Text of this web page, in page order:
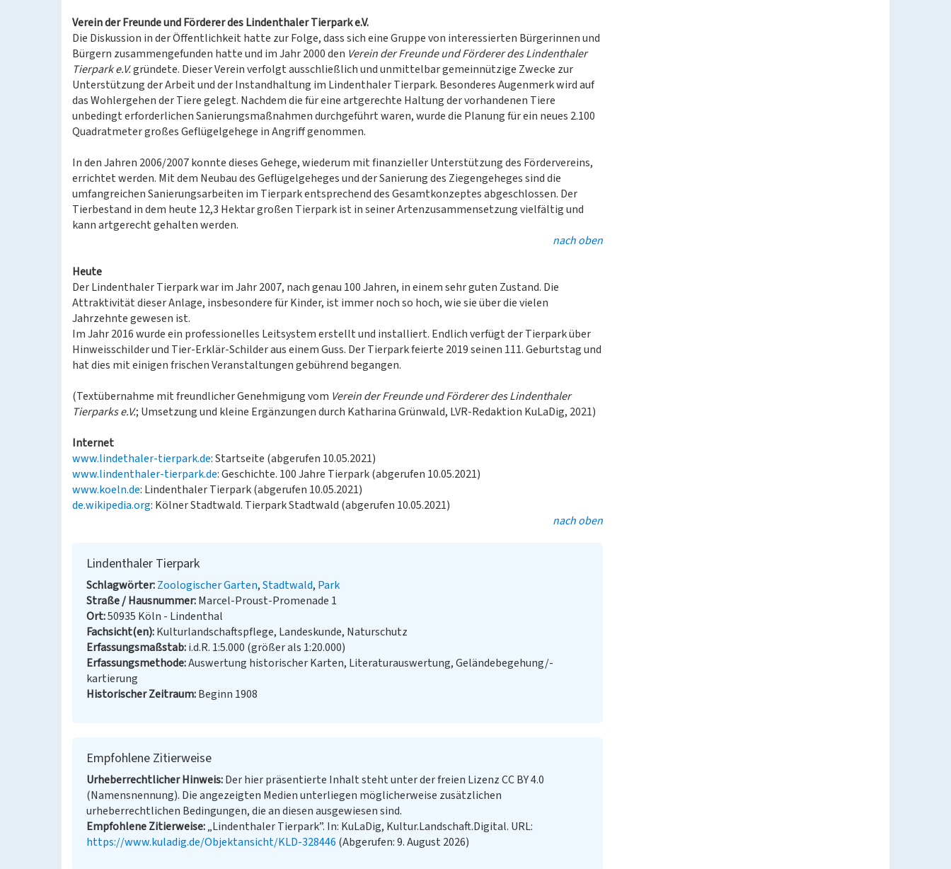
Verein der Freunde und Förderer des Lindenthaler Tierpark e.V.
Die Diskussion in der Öffentlichkeit hatte zur Folge, dass sich eine Gruppe von interessierten Bürgerinnen und
Bürgern zusammengefunden hatte und im Jahr 2000 den Verein der Freunde und Förderer des Lindenthaler
Tierpark e.V.gründete. Dieser Verein verfolgt ausschließlich und unmittelbar gemeinnützige Zwecke zur
Unterstützung der Arbeit und der Instandhaltung im Lindenthaler Tierpark. Besonderes Augenmerk wird auf
das Wohlergehen der Tiere gelegt. Nachdem die für eine artgerechte Haltung der vorhandenen Tiere
unbedingt erforderlichen Sanierungsmaßnahmen durchgeführt waren, wurde die Planung für ein neues 2.100
Quadratmeter großes Geflügelgehege in Angriff genommen.
In den Jahren 2006/2007 konnte dieses Gehege, wiederum mit finanzieller Unterstützung des Fördervereins,
errichtet werden. Mit dem Neubau des Geflügelgeheges und der Sanierung des Ziegengeheges sind die
umfangreichen Sanierungsarbeiten im Tierpark entsprechend des Gesamtkonzeptes abgeschlossen. Der
Tierbestand in dem heute 12,3 Hektar großen Tierpark ist in seiner Artenzusammensetzung vielfältig und
kann artgerecht gehalten werden.
nach oben
Heute
Der Lindenthaler Tierpark war im Jahr 2007, nach genau 100 Jahren, in einem sehr guten Zustand. Die
Attraktivität dieser Anlage, insbesondere für Kinder, ist immer noch so hoch, wie sie über die vielen
Jahrzehnte gewesen ist.
Im Jahr 2016 wurde ein professionelles Leitsystem erstellt und installiert. Endlich verfügt der Tierpark über
Hinweisschilder und Tier-Erklär-Schilder aus einem Guss. Der Tierpark feierte 2019 seinen 111. Geburtstag und
hat dies mit einigen frischen Veranstaltungen gebührend begangen.
(Textübernahme mit freundlicher Genehmigung vom Verein der Freunde und Förderer des Lindenthaler
Tierparks e.V.; Umsetzung und kleine Ergänzungen durch Katharina Grünwald, LVR-Redaktion KuLaDig, 2021)
Internet
www.lindethaler-tierpark.de: Startseite (abgerufen 10.05.2021)
www.lindenthaler-tierpark.de: Geschichte. 100 Jahre Tierpark (abgerufen 10.05.2021)
www.koeln.de: Lindenthaler Tierpark (abgerufen 10.05.2021)
de.wikipedia.org: Kölner Stadtwald. Tierpark Stadtwald (abgerufen 10.05.2021)
nach oben
Lindenthaler Tierpark
Schlagwörter Zoologischer Garten Stadtwald Park
Straße / Hausnummer Marcel-Proust-Promenade 1
Ort 50935 Köln - Lindenthal
Fachsicht(en) Kulturlandschaftspflege, Landeskunde, Naturschutz
Erfassungsmaßstab i.d.R. 1:5.000 (größer als 1:20.000)
Erfassungsmethode Auswertung historischer Karten, Literaturauswertung, Geländebegehung/-
kartierung
Historischer Zeitraum Beginn 1908
Empfohlene Zitierweise
Urheberrechtlicher Hinweis Der hier präsentierte Inhalt steht unter der freien Lizenz CC BY 4.0
(Namensnennung). Die angezeigten Medien unterliegen möglicherweise zusätzlichen
urheberrechtlichen Bedingungen, die an diesen ausgewiesen sind.
Empfohlene Zitierweise „Lindenthaler Tierpark”. In: KuLaDig, Kultur.Landschaft.Digital. URL:
https://www.kuladig.de/Objektansicht/KLD-328446 (Abgerufen: 9. August 2026)